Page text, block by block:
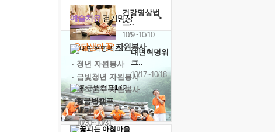
건강명상법
스..
10/9~10/10
내면혁명워
크..
10/17~10/18
황금변캠프
17기
10/30~10/31
예술치유걷기명상 >
'옹달샘의 꽃'자원봉사
· 청년 자원봉사
· 금빛청년 자원봉사
· 음식연구 자원봉사